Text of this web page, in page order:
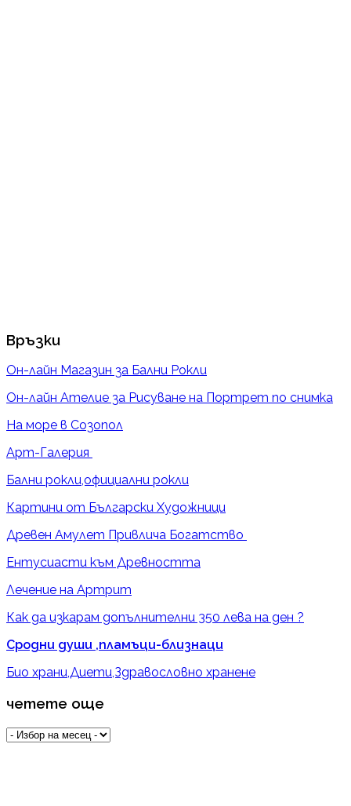
Връзки
Он-лайн Магазин за Бални Рокли
Он-лайн Ателие за Рисуване на Портрет по снимка
На море в Созопол
Арт-Галерия
Бални рокли,официални рокли
Картини от Български Художници
Древен Амулет Привлича Богатство
Ентусиасти към Древността
Лечение на Артрит
Как да изкарам допълнителни 350 лева на ден ?
Сродни души ,пламъци-близнаци
Био храни,Диети,Здравословно хранене
четете още
четете